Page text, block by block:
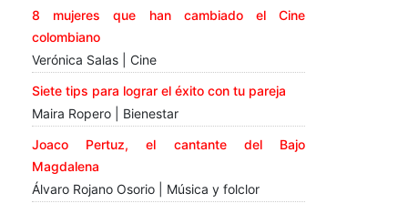
8 mujeres que han cambiado el Cine
colombiano
Verónica Salas | Cine
Siete tips para lograr el éxito con tu pareja
Maira Ropero | Bienestar
Joaco Pertuz, el cantante del Bajo
Magdalena
Álvaro Rojano Osorio | Música y folclor